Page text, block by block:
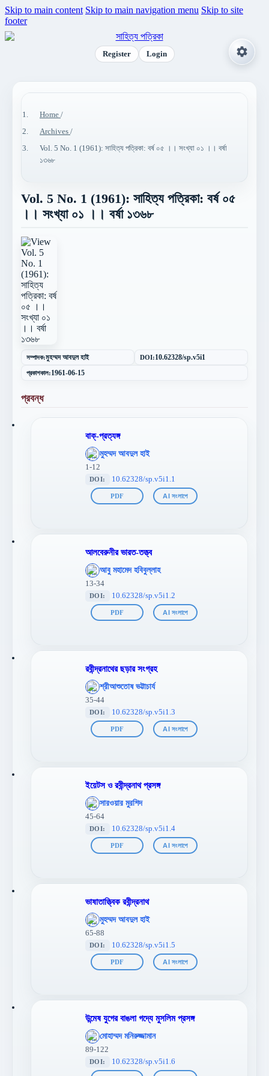
Skip to main content Skip to main navigation menu Skip to site
footer
Register Login
Home /
Archives /
Vol. 5 No. 1 (1961): সাহিত্য পত্রিকা: বর্ষ ০৫ ।। সংখ্যা ০১ ।। বর্ষা
১৩৬৮
Vol. 5 No. 1 (1961): সাহিত্য পত্রিকা: বর্ষ ০৫
।। সংখ্যা ০১ ।। বর্ষা ১৩৬৮
সম্পাদক:মুহম্মদ আবদুল হাই DOI:10.62328/sp.v5i1
প্রকাশকাল:1961-06-15
প্রবন্ধ
বাক্-প্রত্যঙ্গ
';
};">
মুহম্মদ আবদুল হাই
1-12
DOI: 10.62328/sp.v5i1.1
PDF AI সংলাপে
আলবেরুনীর ভারত-তত্ত্ব
';
};">
আবু মহামেদ হবিবুল্লাহ
13-34
DOI: 10.62328/sp.v5i1.2
PDF AI সংলাপে
রবীন্দ্রনাথের ছড়ার সংগ্রহ
';
};">
শ্রীআশুতোষ ভট্টাচার্য
35-44
DOI: 10.62328/sp.v5i1.3
PDF AI সংলাপে
ইয়েটস ও রবীন্দ্রনাথ প্রসঙ্গ
';
};">
সারওয়ার মুরশিদ
45-64
DOI: 10.62328/sp.v5i1.4
PDF AI সংলাপে
ভাষাতাত্ত্বিক রবীন্দ্রনাথ
';
};">
মুহম্মদ আবদুল হাই
65-88
DOI: 10.62328/sp.v5i1.5
PDF AI সংলাপে
উন্মেষ যুগের বাঙলা গদ্যে মুসলিম প্রসঙ্গ
';
};">
মোহাম্মদ মনিরুজ্জামান
89-122
DOI: 10.62328/sp.v5i1.6